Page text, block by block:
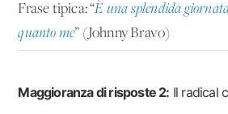
Frase tipica: “È una splendida
quanto me” (Johnny Bravo)
Maggioranza di risposte 2: Il radical